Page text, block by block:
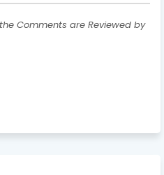
Comments are Reviewed by